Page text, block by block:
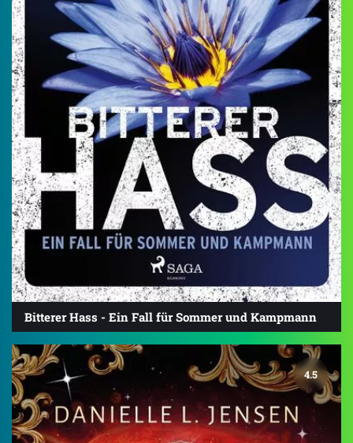
Bitterer Hass - Ein Fall für Sommer und Kampmann
4.5